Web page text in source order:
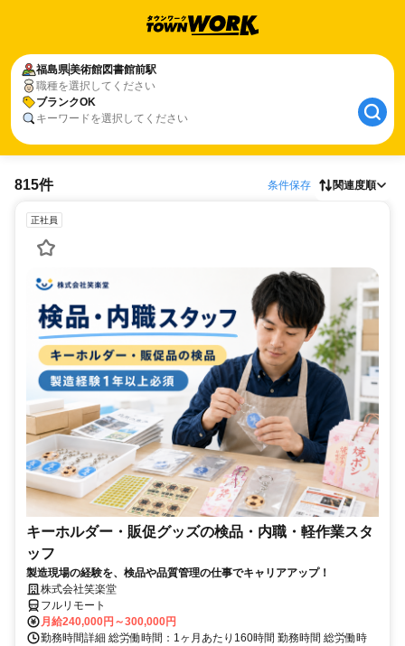
福島県美術館図書館前駅
職種を選択してください
ブランクOK
キーワードを選択してください
815件 条件保存 関連度順
正社員
キーホルダー・販促グッズの検品・内職・軽作業スタ
ッフ
製造現場の経験を、検品や品質管理の仕事でキャリアアップ！
株式会社笑楽堂
フルリモート
月給240,000円～300,000円
勤務時間詳細 総労働時間：1ヶ月あたり160時間 勤務時間 総労働時